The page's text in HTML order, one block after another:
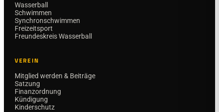
Wasserball
Schwimmen
Synchronschwimmen
Freizeitsport
Freundeskreis Wasserball
VEREIN
Mitglied werden & Beiträge
Satzung
Finanzordnung
Kündigung
Kinderschutz